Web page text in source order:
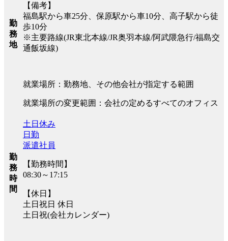
勤
務
地
【備考】
福島駅から車25分、保原駅から車10分、高子駅から徒
歩10分
※主要路線(JR東北本線/JR奥羽本線/阿武隈急行/福島交
通飯坂線)
就業場所：勤務地、その他会社が指定する範囲
就業場所の変更範囲：会社の定めるすべてのオフィス
勤
務
時
間
土日休み
日勤
派遣社員
【勤務時間】
08:30～17:15
【休日】
土日祝日 休日
土日祝(会社カレンダー)